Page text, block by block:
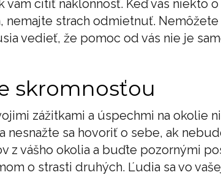
vám cítiť náklonnosť. Keď vás niekto
nemajte strach odmietnuť.
vedieť, že pomoc od vás nie je
skromnosťou
zážitkami a úspechmi na okolie
nesnažte sa hovoriť o sebe, ak
z vášho okolia a buďte pozornými
o strasti druhých. Ľudia sa vo